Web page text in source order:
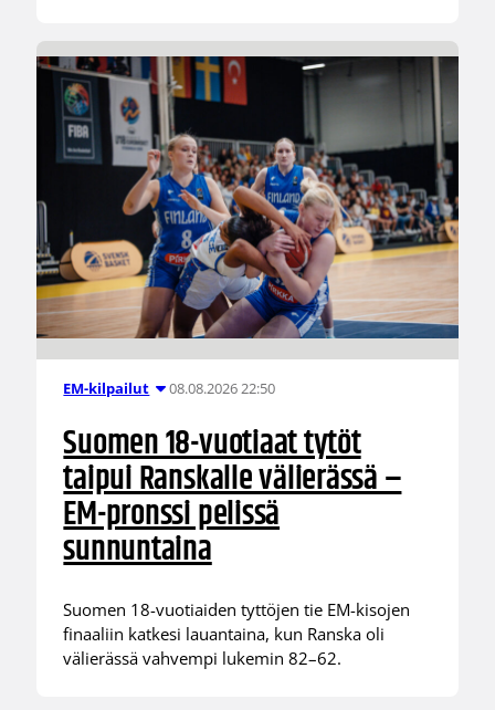
EM-kilpailut 08.08.2026 22:50
Suomen 18-vuotiaat tytöt
taipui Ranskalle välierässä –
EM-pronssi pelissä
sunnuntaina
Suomen 18-vuotiaiden tyttöjen tie EM-kisojen
finaaliin katkesi lauantaina, kun Ranska oli
välierässä vahvempi lukemin 82–62.